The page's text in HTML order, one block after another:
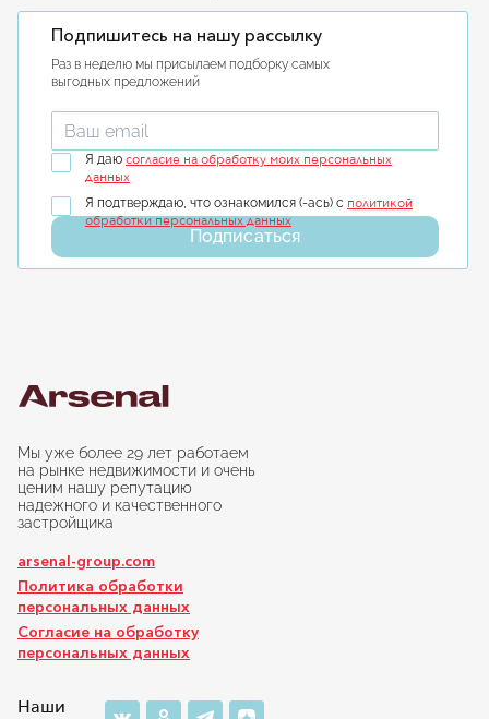
Подпишитесь на нашу рассылку
Раз в неделю мы присылаем подборку самых
выгодных предложений
Введите ваш email
Я даю согласие на обработку моих персональных
данных
Я подтверждаю, что ознакомился (-ась) с политикой
обработки персональных данных
Подписаться
Мы уже более 29 лет работаем
на рынке недвижимости и очень
ценим нашу репутацию
надежного и качественного
застройщика
arsenal-group.com
Политика обработки
персональных данных
Согласие на обработку
персональных данных
Наши